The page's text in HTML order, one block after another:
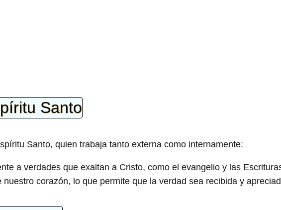
Santo
Santo, quien trabaja tanto externa como internamente:
a verdades que exaltan a Cristo, como el evangelio y las
nuestro corazón, lo que permite que la verdad sea recibida y